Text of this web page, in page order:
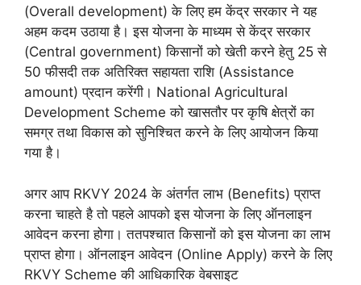
(Overall development) के लिए हम केंद्र सरकार ने यह
अहम कदम उठाया है। इस योजना के माध्यम से केंद्र सरकार
(Central government) किसानों को खेती करने हेतु 25 से
50 फीसदी तक अतिरिक्त सहायता राशि (Assistance
amount) प्रदान करेंगी। National Agricultural
Development Scheme को खासतौर पर कृषि क्षेत्रों का
समग्र तथा विकास को सुनिश्चित करने के लिए आयोजन किया
गया है।
अगर आप RKVY 2024 के अंतर्गत लाभ (Benefits) प्राप्त
करना चाहते है तो पहले आपको इस योजना के लिए ऑनलाइन
आवेदन करना होगा। ततपश्चात किसानों को इस योजना का लाभ
प्राप्त होगा। ऑनलाइन आवेदन (Online Apply) करने के लिए
RKVY Scheme की आधिकारिक वेबसाइट